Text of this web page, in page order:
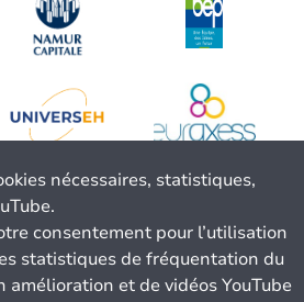
nécessaires, statistiques,
consentement pour l’utilisation
statistiques de fréquentation du
amélioration et de vidéos YouTube